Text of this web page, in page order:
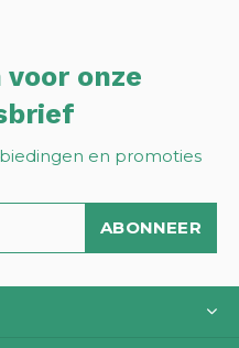
voor onze
en promoties
ABONNEER